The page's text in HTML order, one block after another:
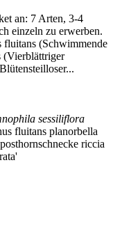
an: 7 Arten, 3-4
einzeln zu erwerben.
fluitans (Schwimmende
(Vierblättriger
sessiliflora
fluitans planorbella
posthornschnecke riccia